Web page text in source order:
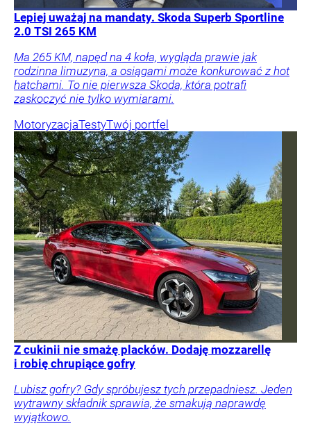
Lepiej uważaj na mandaty. Skoda Superb Sportline
2.0 TSI 265 KM
Ma 265 KM, napęd na 4 koła, wygląda prawie jak
rodzinna limuzyna, a osiągami może konkurować z hot
hatchami. To nie pierwsza Skoda, która potrafi
zaskoczyć nie tylko wymiarami.
MotoryzacjaTestyTwój portfel
Z cukinii nie smażę placków. Dodaję mozzarellę
i robię chrupiące gofry
Lubisz gofry? Gdy spróbujesz tych przepadniesz. Jeden
wytrawny składnik sprawia, że smakują naprawdę
wyjątkowo.